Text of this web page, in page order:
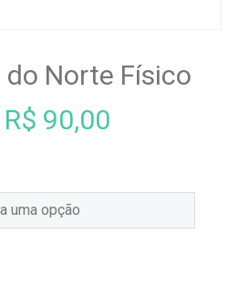
do Norte Físico
R$ 90,00